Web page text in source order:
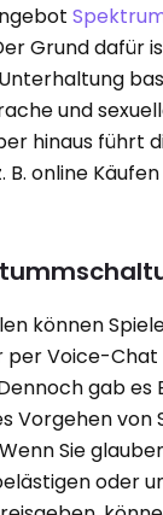
Grund dafür
und
hinaus führt
B. online
können
per Voice-
gab es
Vorgehen von
Sie
oder